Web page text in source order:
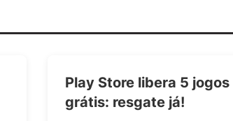
Play Store libera 5 jogos
grátis: resgate já!